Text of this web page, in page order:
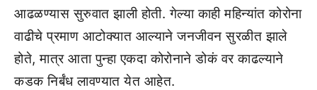
आढळण्यास सुरुवात झाली होती. गेल्या काही महिन्यांत कोरोना
वाढीचे प्रमाण आटोक्यात आल्याने जनजीवन सुरळीत झाले
होते, मात्र आता पुन्हा एकदा कोरोनाने डोकं वर काढल्याने
कडक निर्बंध लावण्यात येत आहेत.